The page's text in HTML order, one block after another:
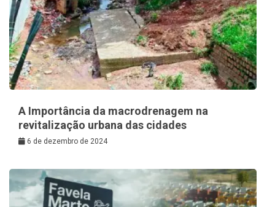
A Importância da macrodrenagem na
revitalização urbana das cidades
6 de dezembro de 2024